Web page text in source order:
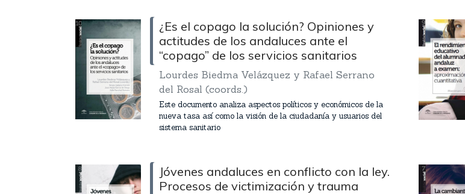
¿Es el copago la solución? Opiniones y
actitudes de los andaluces ante el
“copago” de los servicios sanitarios
Lourdes Biedma Velázquez y Rafael Serrano
del Rosal (coords.)
Este documento analiza aspectos políticos y económicos de la
nueva tasa así como la visión de la ciudadanía y usuarios del
sistema sanitario
Jóvenes andaluces en conflicto con la ley.
Procesos de victimización y trauma